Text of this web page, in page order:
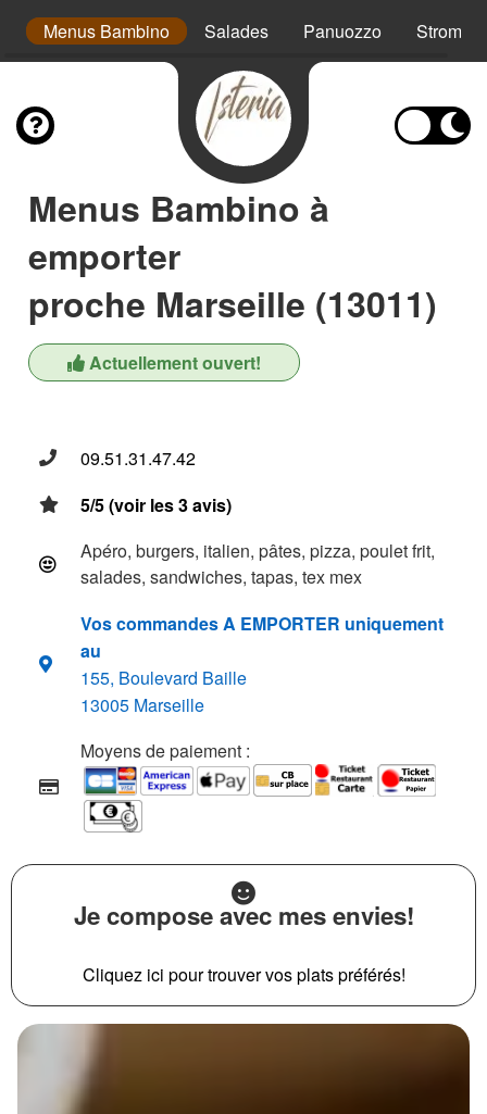
Menus Bambino Salades Panuozzo
Menus Bambino à
emporter
proche Marseille (13011)
Actuellement ouvert!
09.51.31.47.42
5/5 (voir les 3 avis)
Apéro, burgers, italien, pâtes, pizza, poulet frit,
salades, sandwiches, tapas, tex mex
Vos commandes A EMPORTER uniquement
au
155, Boulevard Baille
13005 Marseille
Moyens de paiement :
Je compose avec mes envies!
Cliquez ici pour trouver vos plats préférés!